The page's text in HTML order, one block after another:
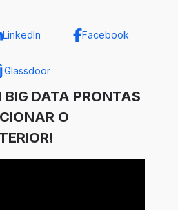
LinkedIn Facebook
Glassdoor
BIG DATA PRONTAS
O